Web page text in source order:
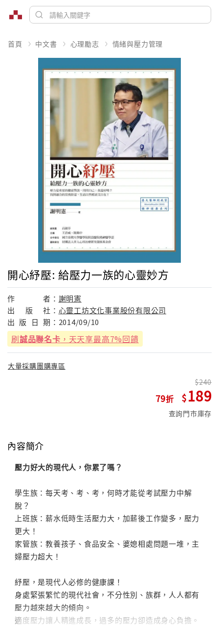
首頁 中文書 心理勵志 情緒與壓力管理
開心紓壓: 給壓力一族的心靈妙方
作 者： 謝明憲
出
版 社： 心靈工坊文化事業股份有限公司
出 版 日 期： 2014/09/10
刷誠品聯名卡 ，天天享最高7%回饋
大量採購團購專區
79
240
189
查詢門市庫存
內容簡介
壓力好大的現代人，你累了嗎？
學生族：每天考、考、考，何時才能從考試壓力中解
脫？
上班族：薪水低時生活壓力大，加薪後工作變多，壓力
更大！
家管族：教養孩子、食品安全、婆媳相處問題一堆，主
婦壓力超大！
紓壓，是現代人必修的健康課！
身處緊張繁忙的現代社會，不分性別、族群，人人都有
壓力越來越大的傾向。
適度壓力讓人精進成長，過多的壓力卻造成身心負擔。